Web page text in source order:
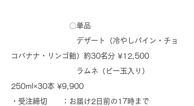
〇単品
デザート（冷やしパイン・チョ
コバナナ・リンゴ飴）約30名分 ¥12,500
ラムネ（ビー玉入り）
250ml×30本 ¥9,900
・受注締切　　：お届け2日前の17時まで